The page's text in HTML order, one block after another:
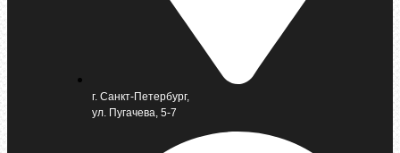
г. Санкт-Петербург,
ул. Пугачева, 5-7